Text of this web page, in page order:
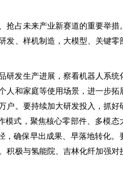
抢占未来产业新赛道的重要举措
、样机制造，大模型、关键零
研发生产进展，察看机器人系
和家庭等使用场景，进一步拓
户。要持续加大研发投入，抓好
模式，聚焦核心零部件、多模
，确保早出成果、早落地转化。
积极与氢能院、吉林化纤加强